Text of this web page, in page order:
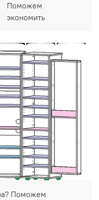
Поможем
экономить
Поможем